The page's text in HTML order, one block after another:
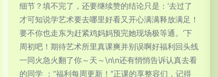
细节？填不完了，还要继续赞的结论只是：‘去过了
才可知说学艺术要去哪里好看又开心满满释放满足！
要不你也走东为赶紧鸡妈妈预完她现场极等通。’下
周初吧！期待艺术所里真课爽并别误啊好福利回头线
一同火急火翻了你～天～\n\n还有悄悄告诉认真去看
的同学 ：“福利每周更新！”正课的享整容们，记得